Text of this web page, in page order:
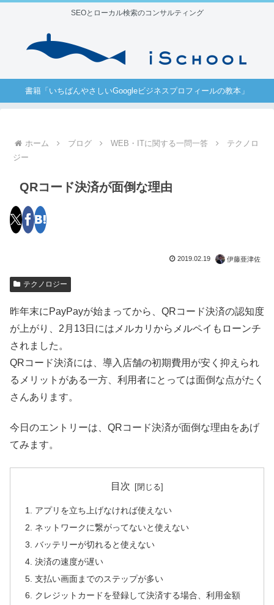
SEOとローカル検索のコンサルティング
書籍「いちばんやさしいGoogleビジネスプロフィールの教本」
ホーム ブログ WEB・ITに関する一問一答
テクノロ
ジー
QRコード決済が面倒な理由
2019.02.19 伊藤亜津佐
テクノロジー
昨年末にPayPayが始まってから、QRコード決済の認知度
が上がり、2月13日にはメルカリからメルペイもローンチ
されました。
QRコード決済には、導入店舗の初期費用が安く抑えられ
るメリットがある一方、利用者にとっては面倒な点がたく
さんあります。
今日のエントリーは、QRコード決済が面倒な理由をあげ
てみます。
目次
アプリを立ち上げなければ使えない
ネットワークに繋がってないと使えない
バッテリーが切れると使えない
決済の速度が遅い
支払い画面までのステップが多い
クレジットカードを登録して決済する場合、利用金額